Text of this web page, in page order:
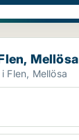
Mellösa
Flen, Mellösa